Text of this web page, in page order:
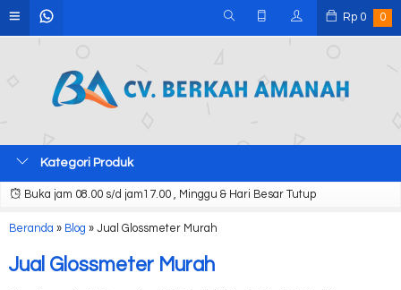
Rp 0 0
Kategori Produk
Buka jam 08.00 s/d jam17.00 , Minggu & Hari Besar Tutup
Beranda » Blog » Jual Glossmeter Murah
Jual Glossmeter Murah